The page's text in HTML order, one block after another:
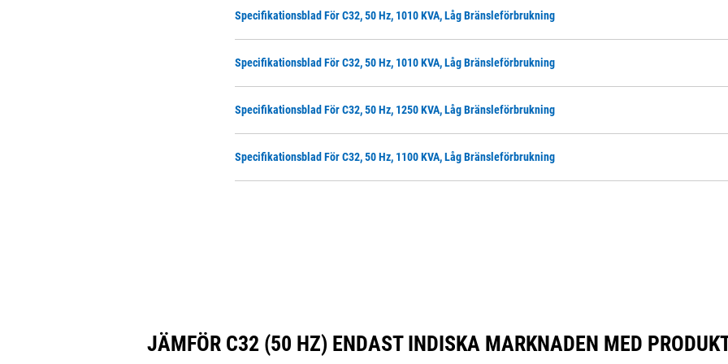
Specifikationsblad För C32, 50 Hz, 1010 KVA, Låg Bränsleförbrukning
Specifikationsblad För C32, 50 Hz, 1010 KVA, Låg Bränsleförbrukning
Specifikationsblad För C32, 50 Hz, 1250 KVA, Låg Bränsleförbrukning
Specifikationsblad För C32, 50 Hz, 1100 KVA, Låg Bränsleförbrukning
JÄMFÖR C32 (50 HZ) ENDAST INDISKA MARKNADEN MED